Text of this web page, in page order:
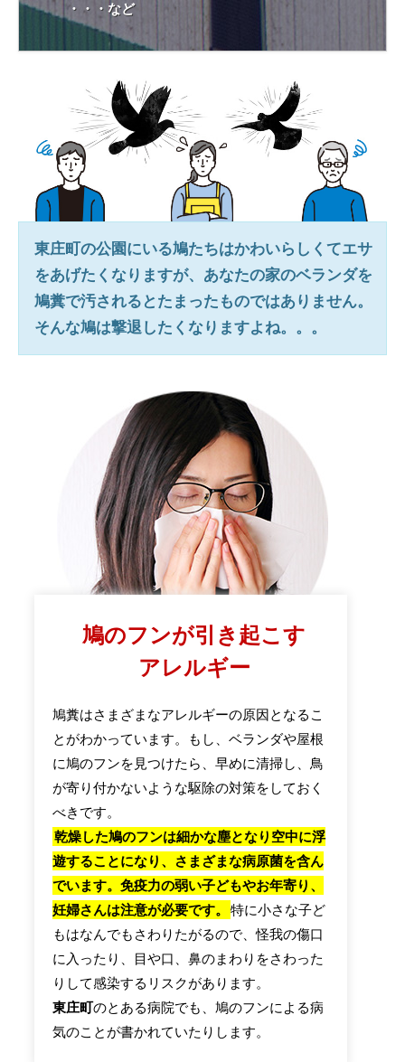
・・・など
東庄町の公園にいる鳩たちはかわいらしくてエサ
をあげたくなりますが、あなたの家のベランダを
鳩糞で汚されるとたまったものではありません。
そんな鳩は撃退したくなりますよね。。。
鳩のフンが引き起こす
アレルギー
鳩糞はさまざまなアレルギーの原因となるこ
とがわかっています。もし、ベランダや屋根
に鳩のフンを見つけたら、早めに清掃し、鳥
が寄り付かないような駆除の対策をしておく
べきです。
乾燥した鳩のフンは細かな塵となり空中に浮
遊することになり、さまざまな病原菌を含ん
でいます。免疫力の弱い子どもやお年寄り、
妊婦さんは注意が必要です。
特に小さな子ど
もはなんでもさわりたがるので、怪我の傷口
に入ったり、目や口、鼻のまわりをさわった
りして感染するリスクがあります。
東庄町のとある病院でも、鳩のフンによる病
気のことが書かれていたりします。